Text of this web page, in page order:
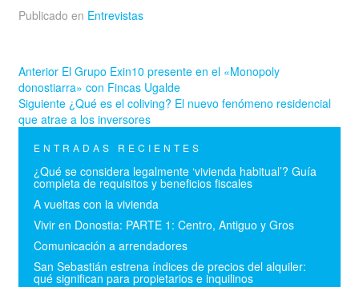
Publicado en Entrevistas
Anterior El Grupo Exin10 presente en el «Monopoly
donostiarra» con Fincas Ugalde
Siguiente ¿Qué es el coliving? El nuevo fenómeno residencial
que atrae a los inversores
ENTRADAS RECIENTES
¿Qué se considera legalmente ‘vivienda habitual’? Guía
completa de requisitos y beneficios fiscales
A vueltas con la vivienda
Vivir en Donostia: PARTE 1: Centro, Antiguo y Gros
Comunicación a arrendadores
San Sebastián estrena índices de precios del alquiler:
qué significan para propietarios e inquilinos